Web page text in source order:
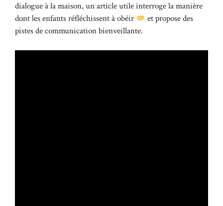
dialogue à la maison, un article utile interroge la manière
dontles enfants réfléchissent à obéir
et propose des
pistes de communication bienveillante.